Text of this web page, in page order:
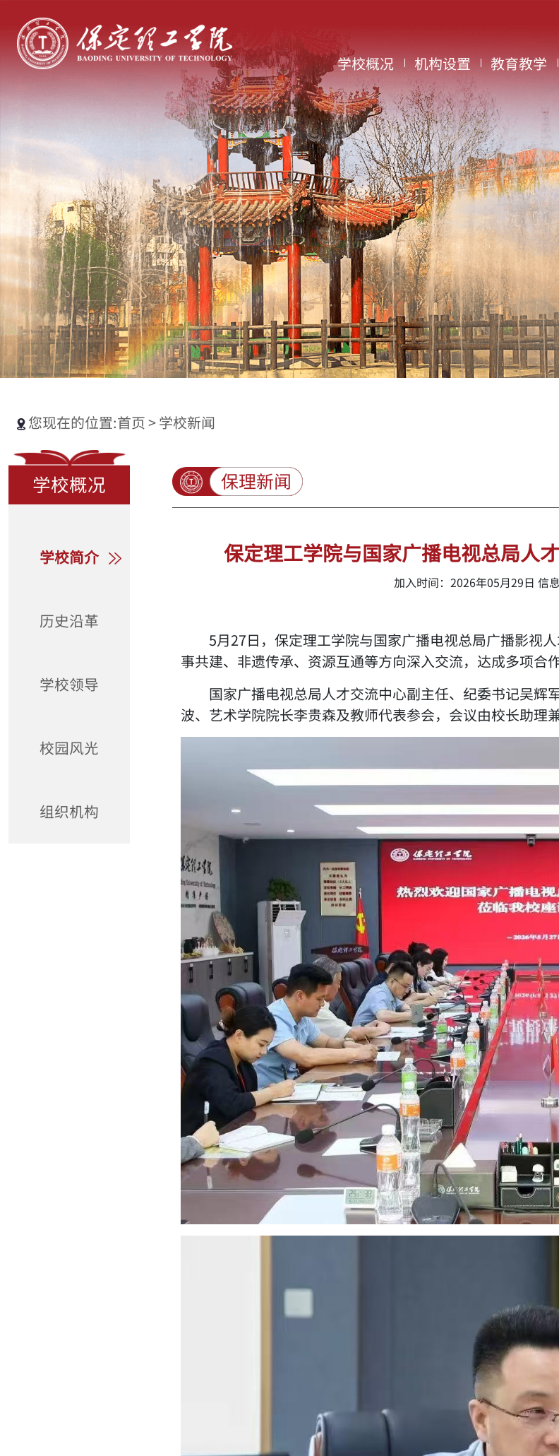
学校概况 机构设置 教育教学
您现在的位置:首页 > 学校新闻
学校概况
学校简介
历史沿革
学校领导
校园风光
组织机构
保理新闻
保定理工学院与国家广播电视总局人
加入时间：2026年05月29日 信
5月27日，保定理工学院与国家广播电视总局广播影视
事共建、非遗传承、资源互通等方向深入交流，达成多项合
国家广播电视总局人才交流中心副主任、纪委书记吴辉
波、艺术学院院长李贵森及教师代表参会，会议由校长助理